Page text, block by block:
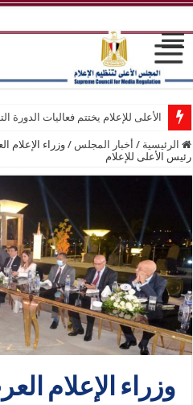
الأعلى للإعلام يختتم فعاليات الدورة
الرئيسية / أخبار المجلس / وزراء
رئيس الأعلى للإعلام
وزراء الإعلام